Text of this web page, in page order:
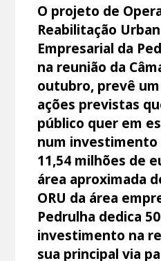
O projeto de
Reabilitação
Empresarial da
na reunião da
outubro, prevê
ações previstas
público quer em
num investimento
11,54 milhões de
área aproximada
ORU da área
Pedrulha dedica
investimento na
sua principal via